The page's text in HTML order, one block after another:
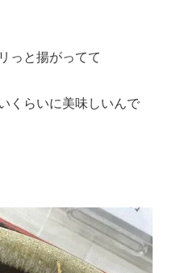
っと揚がってて
くらいに美味しいんで